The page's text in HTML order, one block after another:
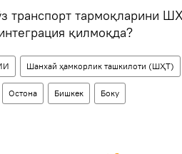
транспорт тармоқларини
қилмоқда?
Шанхай ҳамкорлик ташкилоти (ШҲТ)
Остона Бишкек Боку